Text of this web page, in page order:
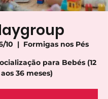
10
  |
Formigas nos Pés
para Bebés (12
aos 36 meses)